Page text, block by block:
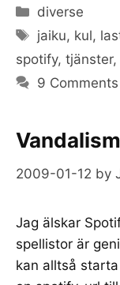
Categories
diverse
Tags
jaiku, kul,
spotify, tjänster,
9 Comments
2009-01-12 by
Jag älskar
spellistor är
kan alltså